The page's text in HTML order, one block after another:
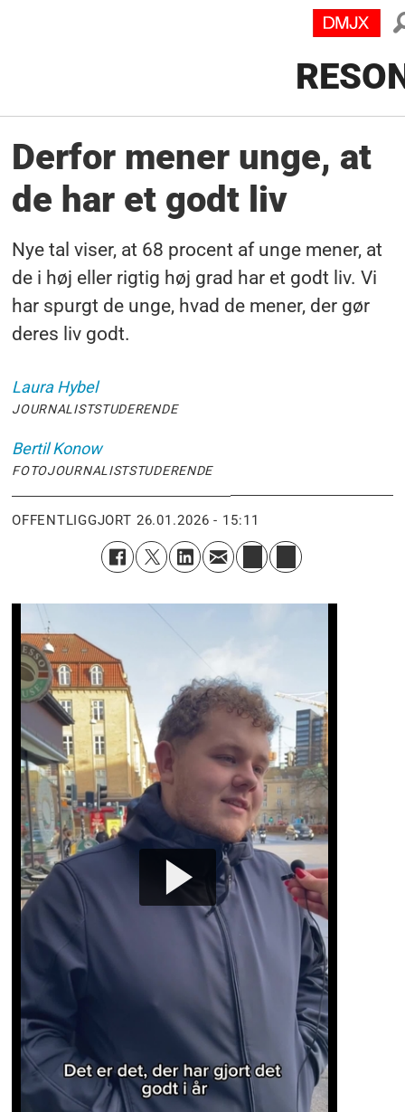
Derfor mener unge, at
de har et godt liv
Nye tal viser, at 68 procent af unge mener, at
de i høj eller rigtig høj grad har et godt liv. Vi
har spurgt de unge, hvad de mener, der gør
deres liv godt.
Laura Hybel
JOURNALISTSTUDERENDE
Bertil Konow
FOTOJOURNALISTSTUDERENDE
OFFENTLIGGJORT 26.01.2026 - 15:11